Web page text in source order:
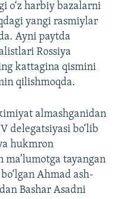
o‘z harbiy bazalarni
yangi rasmiylar
Ayni paytda
Rossiya
kattagina qismini
qilishmoqda.
almashganidan
delegatsiyasi bo‘lib
hukmron
tayangan
Ahmad ash-
Bashar Asadni